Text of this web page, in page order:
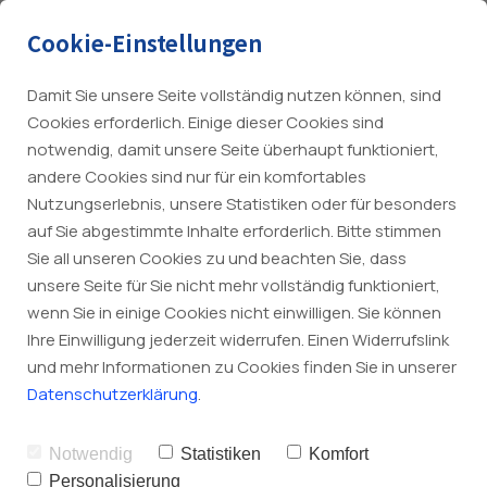
Mo-Do: 7-16 Uhr & Fr 7-14 Uhr
Tel.: +49 4274 744
info@heitmann-haustechnik.de
Übersicht
Elektrotechnik
Heizung
Kälte. Klima. Lüftung.
Sanitär
Sicherheitstechnik
Qualität und Leistung aus
Leidenschaft
Cookie-Einstellungen
Damit Sie unsere Seite vollständig nutzen können, sind
Cookies erforderlich. Einige dieser Cookies sind
notwendig, damit unsere Seite überhaupt funktioniert,
andere Cookies sind nur für ein komfortables
Nutzungserlebnis, unsere Statistiken oder für besonders
auf Sie abgestimmte Inhalte erforderlich. Bitte stimmen
Sie all unseren Cookies zu und beachten Sie, dass
unsere Seite für Sie nicht mehr vollständig funktioniert,
wenn Sie in einige Cookies nicht einwilligen. Sie können
Ihre Einwilligung jederzeit widerrufen. Einen Widerrufslink
und mehr Informationen zu Cookies finden Sie in unserer
Datenschutzerklärung.
Notwendig Statistiken
Komfort
Personalisierung